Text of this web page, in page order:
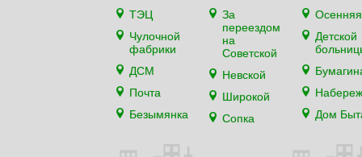
ТЭЦ
Чулочной
фабрики
ДСМ
Почта
Безымянка
За
переездом
на
Советской
Невской
Широкой
Сопка
Осенняя
Детской
Дом